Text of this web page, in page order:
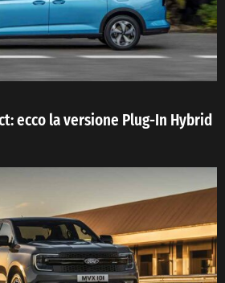
ecco la versione Plug-In Hybrid